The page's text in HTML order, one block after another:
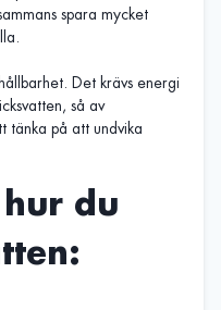
spara mycket
Det krävs energi
så av
tänka på att undvika
du